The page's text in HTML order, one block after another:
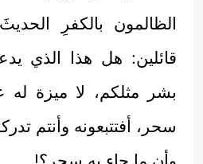
الظالمون بالكفرِ
قائلين: هل هذا الذي
بشر مثلكم، لا ميزة له
سحر، أفتتبعونه وأنتم